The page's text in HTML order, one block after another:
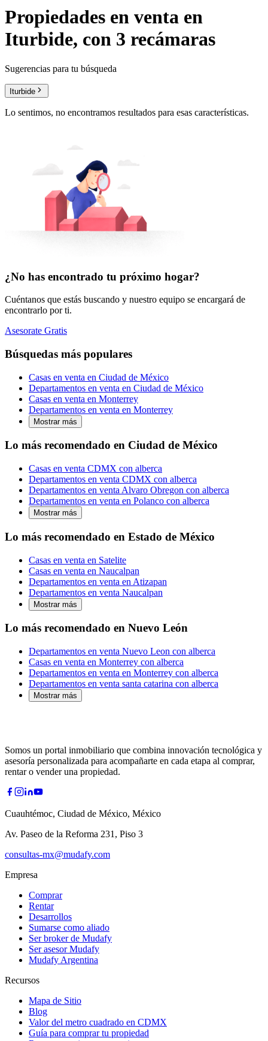
Propiedades en venta en
Iturbide, con 3 recámaras
Sugerencias para tu búsqueda
Iturbide
Lo sentimos, no encontramos resultados para esas características.
¿No has encontrado tu próximo hogar?
Cuéntanos que estás buscando y nuestro equipo se encargará de
encontrarlo por ti.
Asesorate Gratis
Búsquedas más populares
Casas en venta en Ciudad de México
Departamentos en venta en Ciudad de México
Casas en venta en Monterrey
Departamentos en venta en Monterrey
Mostrar más
Lo más recomendado en Ciudad de México
Casas en venta CDMX con alberca
Departamentos en venta CDMX con alberca
Departamentos en venta Alvaro Obregon con alberca
Departamentos en venta en Polanco con alberca
Mostrar más
Lo más recomendado en Estado de México
Casas en venta en Satelite
Casas en venta en Naucalpan
Departamentos en venta en Atizapan
Departamentos en venta Naucalpan
Mostrar más
Lo más recomendado en Nuevo León
Departamentos en venta Nuevo Leon con alberca
Casas en venta en Monterrey con alberca
Departamentos en venta en Monterrey con alberca
Departamentos en venta santa catarina con alberca
Mostrar más
Somos un portal inmobiliario que combina innovación tecnológica y
asesoría personalizada para acompañarte en cada etapa al comprar,
rentar o vender una propiedad.
Cuauhtémoc, Ciudad de México, México
Av. Paseo de la Reforma 231, Piso 3
consultas-mx@mudafy.com
Empresa
Comprar
Rentar
Desarrollos
Sumarse como aliado
Ser broker de Mudafy
Ser asesor Mudafy
Mudafy Argentina
Recursos
Mapa de Sitio
Blog
Valor del metro cuadrado en CDMX
Guía para comprar tu propiedad